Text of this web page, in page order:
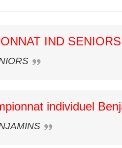
IND
individuel